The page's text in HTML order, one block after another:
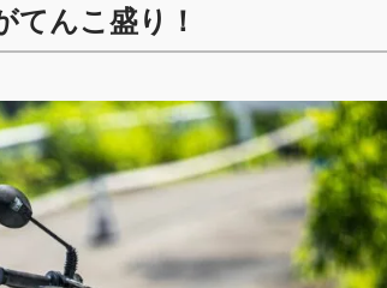
てんこ盛り！